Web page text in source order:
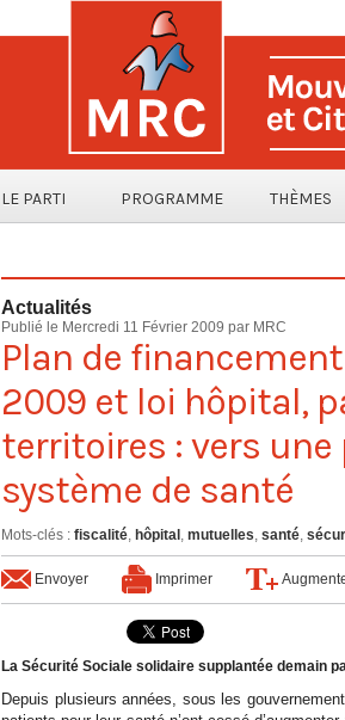
LE PARTI PROGRAMME THÈMES
Actualités
Publié le Mercredi 11 Février 2009 par MRC
Plan de
2009 et loi hôpital,
territoires : vers
système de santé
Mots-clés : fiscalité, hôpital , mutuelles, santé,
Envoyer Imprimer
La Sécurité Sociale solidaire supplantée demain
Depuis plusieurs années, sous les